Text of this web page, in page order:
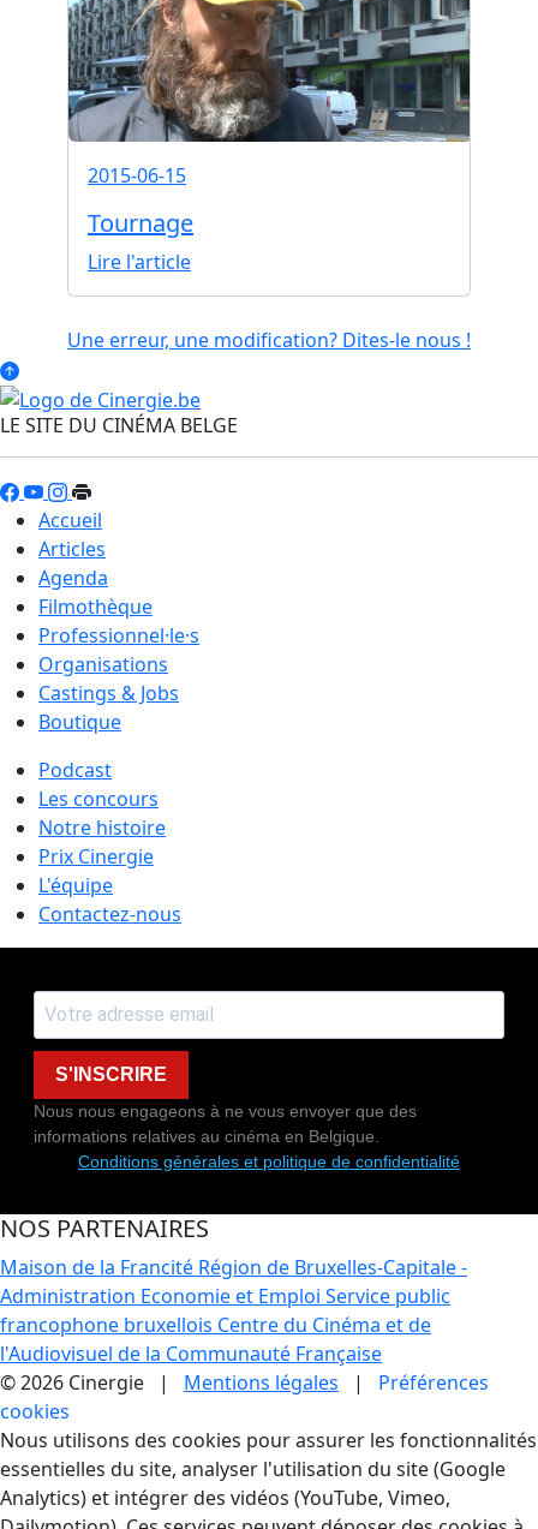
2015-06-15
Tournage
Lire l'article
Une erreur, une modification? Dites-le nous !
LE SITE DU CINÉMA BELGE
Accueil
Articles
Agenda
Filmothèque
Professionnel·le·s
Organisations
Castings & Jobs
Boutique
Podcast
Les concours
Notre histoire
Prix Cinergie
L'équipe
Contactez-nous
S'INSCRIRE
Nous nous engageons à ne vous envoyer que des
informations relatives au cinéma en Belgique.
Conditions générales et politique de confidentialité
NOS PARTENAIRES
Maison de la Francité Région de Bruxelles-Capitale -
Administration Economie et Emploi Service public
francophone bruxellois Centre du Cinéma et de
l'Audiovisuel de la Communauté Française
© 2026 Cinergie | Mentions légales | Préférences
cookies
Gestion des Cookies
Nous utilisons des cookies pour assurer les fonctionnalités
essentielles du site, analyser l'utilisation du site (Google
Analytics) et intégrer des vidéos (YouTube, Vimeo,